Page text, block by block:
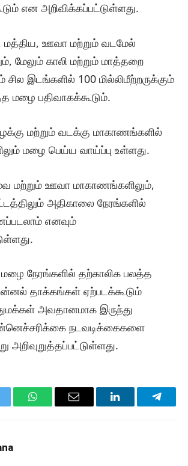
என அறிவிக்கப்பட்டுள்ளது.
மத்திய, ஊவா மற்றும் வடமேல்
மேலும் காலி மற்றும் மாத்தறை
சில இடங்களில் 100 மில்லிமீற்றருக்கும்
மழை பதிவாகக்கூடும்.
மற்றும் வடக்கு மாகாணங்களில்
மழை பெய்ய வாய்ப்பு உள்ளது.
மற்றும் ஊவா மாகாணங்களிலும்,
அதிகாலை நேரங்களில்
எனவும்
மழை நேரங்களில் தற்காலிக பலத்த
தாக்கங்கள் ஏற்படக்கூடும்
அவதானமாக இருந்து
நடவடிக்கைகளை
அறிவுறுத்தப்பட்டுள்ளது.
WhatsAppEmail LinkedIn